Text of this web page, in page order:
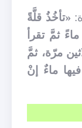
«تأخُذُ قلَّةً
ثمَّ تقرأ
مرّة، ثمَّ
ماءٌ إنْ